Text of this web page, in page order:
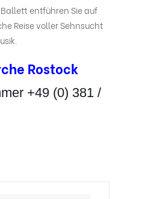
entführen Sie auf
Reise voller Sehnsucht
Rostock
+49 (0) 381 /